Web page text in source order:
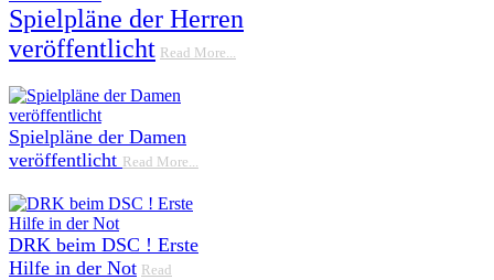
Spielpläne der Herren
veröffentlicht Read More...
Spielpläne der Damen
veröffentlicht Read More...
DRK beim DSC ! Erste
Hilfe in der Not Read